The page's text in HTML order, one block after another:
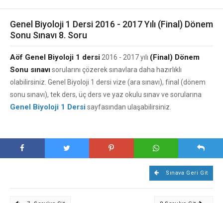
Genel Biyoloji 1 Dersi 2016 - 2017 Yılı (Final) Dönem
Sonu Sınavı 8. Soru
Aöf Genel Biyoloji 1 dersi 2016 - 2017 yılı (Final) Dönem
Sonu sınavısorularını çözerek sınavlara daha hazırlıklı
olabilirsiniz. Genel Biyoloji 1 dersi vize (ara sınavı), final (dönem
sonu sınavı), tek ders, üç ders ve yaz okulu sınav ve sorularına
Genel Biyoloji 1 Dersisayfasından ulaşabilirsiniz.
Sınava Geri Git